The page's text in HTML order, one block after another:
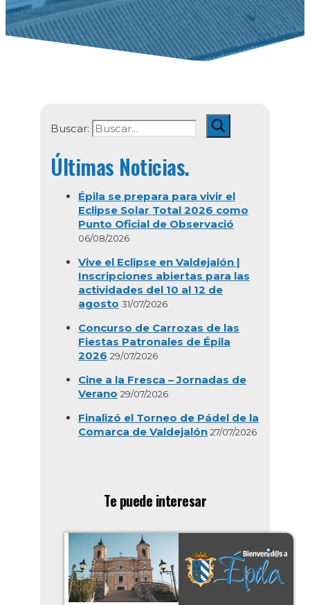
Buscar:
Últimas Noticias.
Épila se prepara para vivir el
Eclipse Solar Total 2026 como
Punto Oficial de Observació
06/08/2026
Vive el Eclipse en Valdejalón |
Inscripciones abiertas para las
actividades del 10 al 12 de
agosto 31/07/2026
Concurso de Carrozas de las
Fiestas Patronales de Épila
2026 29/07/2026
Cine a la Fresca – Jornadas de
Verano 29/07/2026
Finalizó el Torneo de Pádel de la
Comarca de Valdejalón 27/07/2026
Te puede interesar